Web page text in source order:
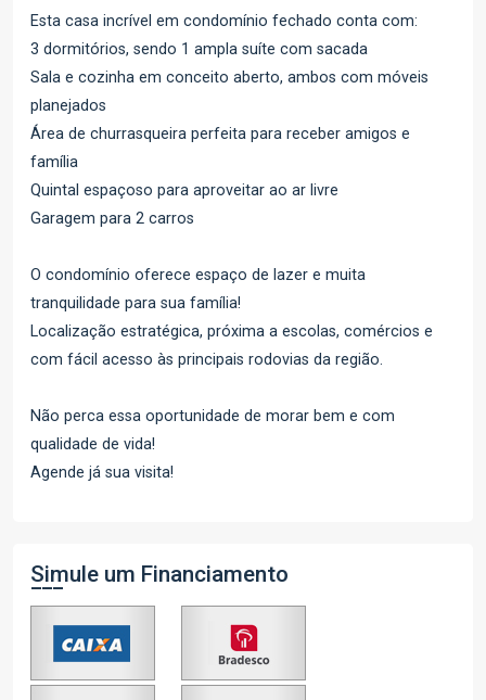
Esta casa incrível em condomínio fechado conta com:
3 dormitórios, sendo 1 ampla suíte com sacada
Sala e cozinha em conceito aberto, ambos com móveis
planejados
Área de churrasqueira perfeita para receber amigos e
família
Quintal espaçoso para aproveitar ao ar livre
Garagem para 2 carros
O condomínio oferece espaço de lazer e muita
tranquilidade para sua família!
Localização estratégica, próxima a escolas, comércios e
com fácil acesso às principais rodovias da região.
Não perca essa oportunidade de morar bem e com
qualidade de vida!
Agende já sua visita!
Simule um Financiamento